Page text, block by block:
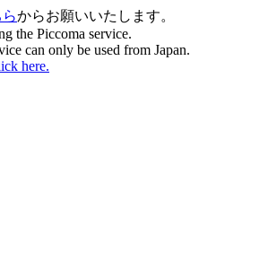
からお願いいたします。
the Piccoma service.
can only be used from Japan.
here.